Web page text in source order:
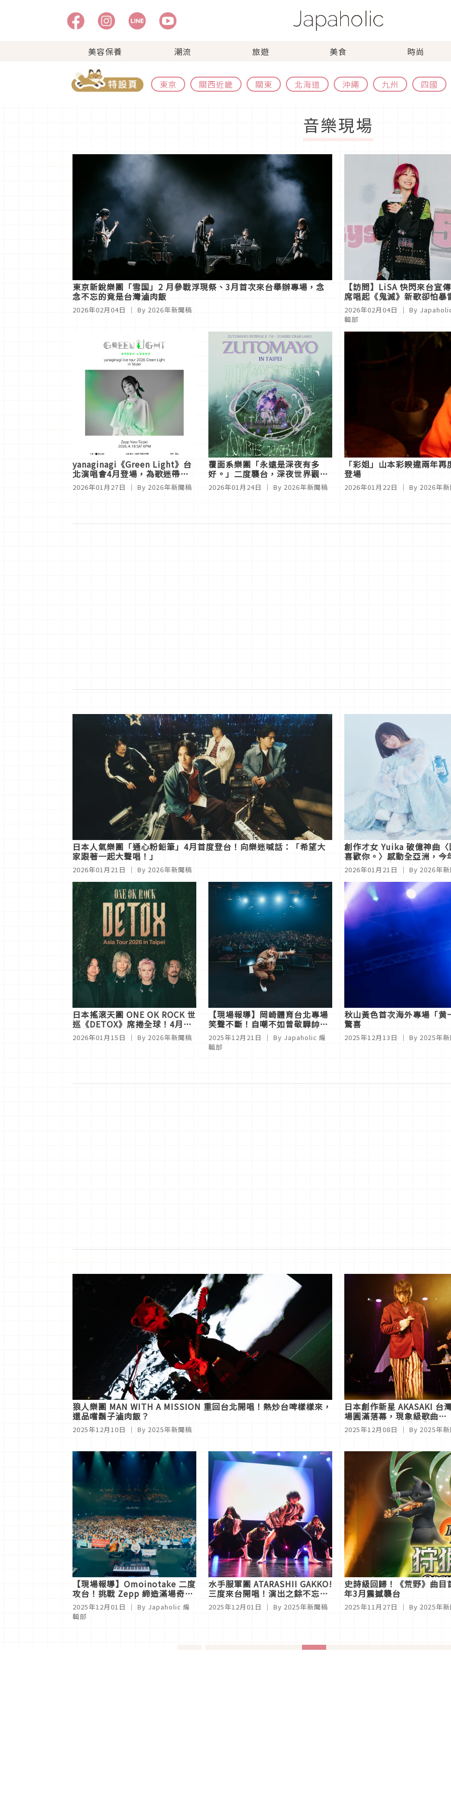
美容保養 潮流 旅遊 美食 時尚
東京 關西近畿 關東 北海道 沖繩 九州 四國
音樂現場
東京新銳樂團「雪国」2 月參戰浮現祭、3月首次來台舉辦專場，念
念不忘的竟是台灣滷肉飯
2026年02月04日 ｜ By 2026年新聞稿
【訪問】LiSA 快閃來台宣
席唱起《鬼滅》新歌卻怕暴
加碼曝光新年年糕獨家吃法
2026年02月04日 ｜ By
輯部
yanaginagi《Green Light》台
北演唱會4月登場，為歌迷帶來
橫跨音樂、遊戲與現場演出的世
界
2026年01月27日 ｜ By 2026年新聞稿
覆面系樂團「永遠是深夜有多
好。」二度襲台，深夜世界觀5
月16日再度降臨！
2026年01月24日 ｜ By 2026年新聞稿
「彩姐」山本彩睽違兩年
登場
2026年01月22日 ｜ By 2026年
日本人氣樂團「通心粉鉛筆」4月首度登台！向樂迷喊話：「希望大
家跟著一起大聲唱！」
2026年01月21日 ｜ By 2026年新聞稿
創作才女 Yuika 破億神曲
喜歡你。〉感動全亞洲，今
月再度來台舉辦兩日專場
2026年01月21日 ｜ By 2026年
日本搖滾天團 ONE OK ROCK 世
巡《DETOX》席捲全球！4月25
日台北大巨蛋開唱
2026年01月15日 ｜ By 2026年新聞稿
【現場報導】岡崎體育台北專場
笑聲不斷！自嘲不如曾敬驊帥，
喊話想跟血肉果汁機當朋友
2025年12月21日 ｜ By Japaholic 編
輯部
秋山黃色首次海外專場「
驚喜
2025年12月13日 ｜ By 2025年
狼人樂團 MAN WITH A MISSION 重回台北開唱！熱炒台啤樣樣來，
還品嚐鬍子滷肉飯？
2025年12月10日 ｜ By 2025年新聞稿
日本創作新星 AKASAKI 台
場圓滿落幕，現象級歌曲
〈Bunny Girl〉帶領觀眾嗨
擺
2025年12月08日 ｜ By 2025年
【現場報導】Omoinotake 二度
攻台！挑戰 Zepp 締造滿場奇
蹟，「水啦」「真的嗎」中文梗
連發
2025年12月01日 ｜ By Japaholic 編
輯部
水手服軍團 ATARASHII GAKKO!
三度來台開唱！演出之餘不忘狂
吃，搞怪掀裙假扮小籠包笑翻全
場
2025年12月01日 ｜ By 2025年新聞稿
史詩級回歸！《荒野》曲
年3月震撼襲台
2025年11月27日 ｜ By 2025年